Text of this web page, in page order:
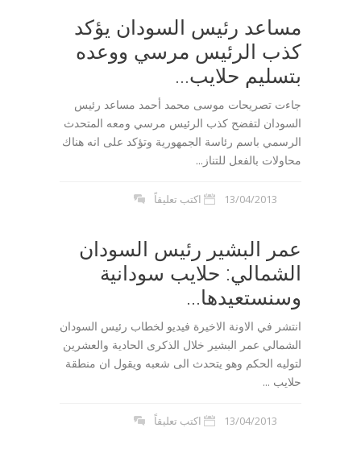
مساعد رئيس السودان يؤكد
كذب الرئيس مرسي ووعده
بتسليم حلايب...
جاءت تصريحات موسى محمد أحمد مساعد رئيس
السودان لتفضح كذب الرئيس مرسي ومعه المتحدث
الرسمي باسم رئاسة الجمهورية وتؤكد على انه هناك
محاولات بالفعل للتناز...
13/04/2013 اكتب تعليقاً
عمر البشير رئيس السودان
الشمالي: حلايب سودانية
وسنستعيدها...
انتشر في الاونة الاخيرة فيديو لخطاب رئيس السودان
الشمالي عمر البشير خلال الذكرى الحادية والعشرين
لتوليه الحكم وهو يتحدث الى شعبه ويقول ان منطقة
حلايب ...
13/04/2013 اكتب تعليقاً